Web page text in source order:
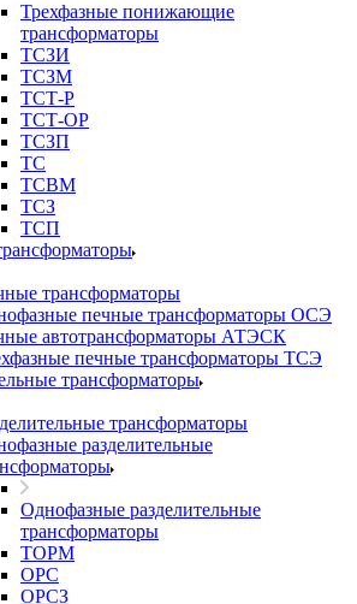
Трехфазные понижающие
трансформаторы
ТСЗИ
ТСЗМ
ТСТ-Р
ТСТ-ОР
ТСЗП
ТС
ТСВМ
ТСЗ
ТСП
трансформаторы
печные трансформаторы ОСЭ
автотрансформаторы АТЭСК
печные трансформаторы ТСЭ
трансформаторы
трансформаторы
разделительные
Однофазные разделительные
трансформаторы
ТОРМ
ОРС
ОРСЗ